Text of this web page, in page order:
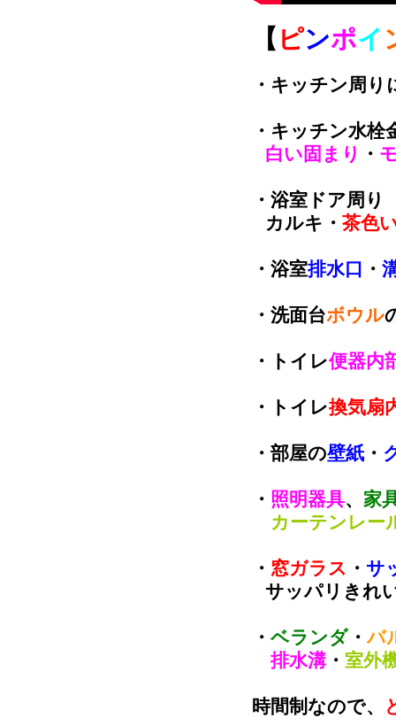
【 ピンポイ
・キッチン周り
・キッチン水
白い固まり
・
・浴室ドア周
カルキ・ 茶色
・浴室排水口 ・
・洗面台ボウル
・トイレ便器内
・トイレ換気扇
・部屋の壁紙 ・
・ 照明器具、 家
カーテンレー
・ 窓ガラス ・ サ
サッパリきれ
・ ベランダ ・バ
排水溝・ 室外
時間制なので、